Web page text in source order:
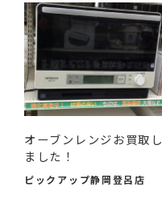
オーブンレンジお買取し
ました！
ピックアップ静岡登呂店